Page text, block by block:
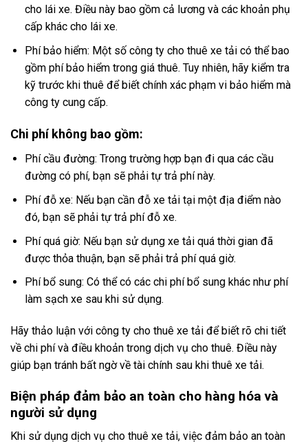
cho lái xe. Điều này bao gồm cả lương và các khoản phụ
cấp khác cho lái xe.
Phí bảo hiểm: Một số công ty cho thuê xe tải có thể bao
gồm phí bảo hiểm trong giá thuê. Tuy nhiên, hãy kiểm tra
kỹ trước khi thuê để biết chính xác phạm vi bảo hiểm mà
công ty cung cấp.
Chi phí không bao gồm:
Phí cầu đường: Trong trường hợp bạn đi qua các cầu
đường có phí, bạn sẽ phải tự trả phí này.
Phí đỗ xe: Nếu bạn cần đỗ xe tải tại một địa điểm nào
đó, bạn sẽ phải tự trả phí đỗ xe.
Phí quá giờ: Nếu bạn sử dụng xe tải quá thời gian đã
được thỏa thuận, bạn sẽ phải trả phí quá giờ.
Phí bổ sung: Có thể có các chi phí bổ sung khác như phí
làm sạch xe sau khi sử dụng.
Hãy thảo luận với công ty cho thuê xe tải để biết rõ chi tiết
về chi phí và điều khoản trong dịch vụ cho thuê. Điều này
giúp bạn tránh bất ngờ về tài chính sau khi thuê xe tải.
Biện pháp đảm bảo an toàn cho hàng hóa và
người sử dụng
Khi sử dụng dịch vụ cho thuê xe tải, việc đảm bảo an toàn